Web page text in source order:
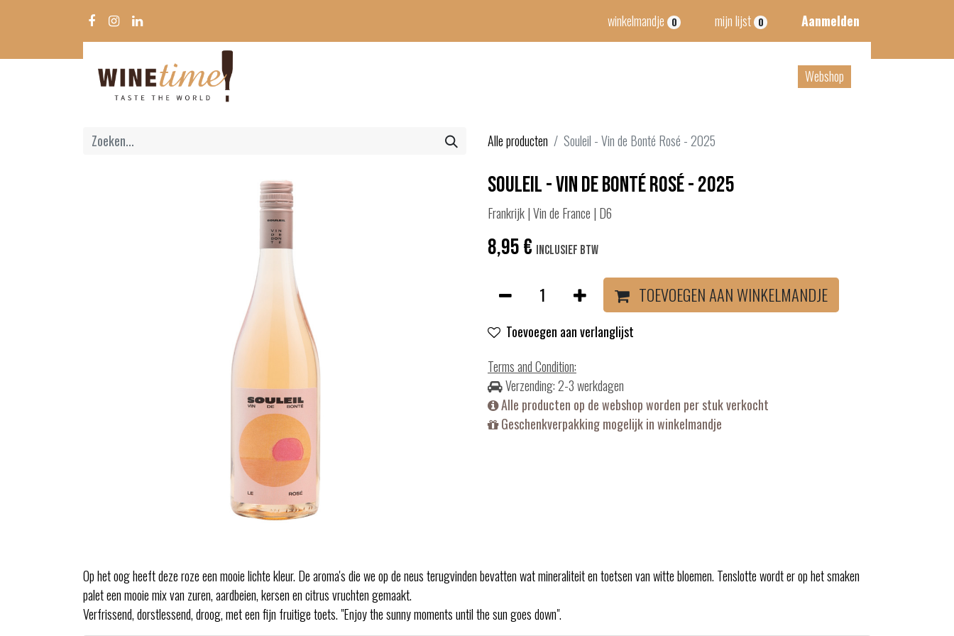
winkelmandje 0 mijn lijst 0 Aanmelden
Webshop
Alle producten Souleil - Vin de Bonté Rosé - 2025
Souleil - Vin de Bonté Rosé - 2025
Frankrijk | Vin de France | D6
8,95€ Inclusief btw
TOEVOEGEN AAN WINKELMANDJE
Toevoegen aan verlanglijst
Terms and Condition:
Verzending: 2-3 werkdagen
Alle producten op de webshop worden per stuk verkocht
Geschenkverpakking mogelijk in winkelmandje
Op het oog heeft deze roze een mooie lichte kleur. De aroma's die we op de neus terugvinden bevatten wat mineraliteit en toetsen van witte bloemen. Tenslotte wordt er op het smaken
palet een mooie mix van zuren, aardbeien, kersen en citrus vruchten gemaakt.
Verfrissend, dorstlessend, droog, met een fijn fruitige toets. "Enjoy the sunny moments until the sun goes down".